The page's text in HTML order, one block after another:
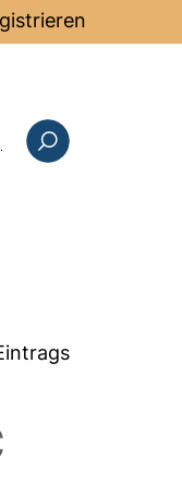
: this page in